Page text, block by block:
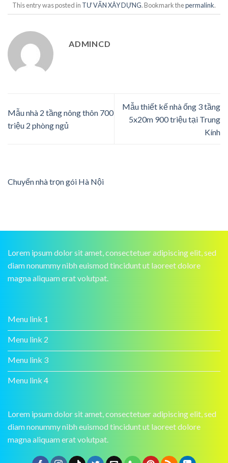
This entry was posted in TƯ VẤN XÂY DỰNG. Bookmark thepermalink.
ADMINCD
Mẫu nhà 2 tầng nông thôn 700
triệu 2 phòng ngủ
Mẫu thiết kế nhà ống 3 tầng
5x20m 900 triệu tại Trung
Kính
Chuyển nhà trọn gói Hà Nội
Lorem ipsum dolor sit amet, consectetuer adipiscing elit, sed
diam nonummy nibh euismod tincidunt ut laoreet dolore
magna aliquam erat volutpat.
Menu link 1
Menu link 2
Menu link 3
Menu link 4
Lorem ipsum dolor sit amet, consectetuer adipiscing elit, sed
diam nonummy nibh euismod tincidunt ut laoreet dolore
magna aliquam erat volutpat.